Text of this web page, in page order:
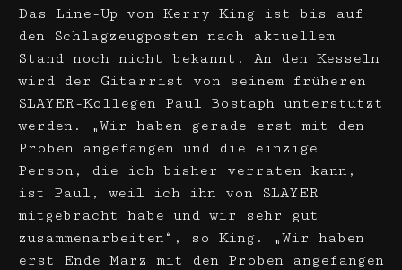
Das Line-Up von Kerry King ist bis auf
den Schlagzeugposten nach aktuellem
Stand noch nicht bekannt. An den Kesseln
wird der Gitarrist von seinem früheren
SLAYER-Kollegen Paul Bostaph unterstützt
werden. „Wir haben gerade erst mit den
Proben angefangen und die einzige
Person, die ich bisher verraten kann,
ist Paul, weil ich ihn von SLAYER
mitgebracht habe und wir sehr gut
zusammenarbeiten“, so King. „Wir haben
erst Ende März mit den Proben angefangen